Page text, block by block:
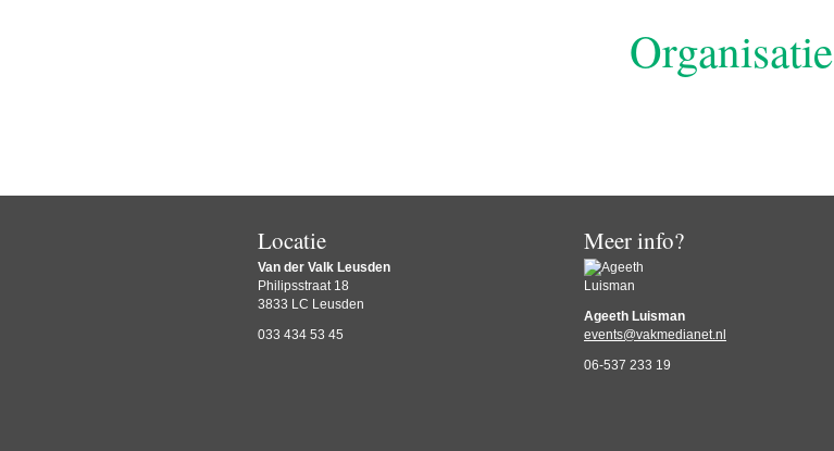
Organisatie
Locatie
Van der Valk Leusden
Philipsstraat 18
3833 LC Leusden
033 434 53 45
Meer info?
Ageeth Luisman
events@vakmedianet.nl
06-537 233 19